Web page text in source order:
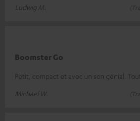
Ludwig M.
Boomster Go
Petit, compact et avec un son génial.
Michael W.